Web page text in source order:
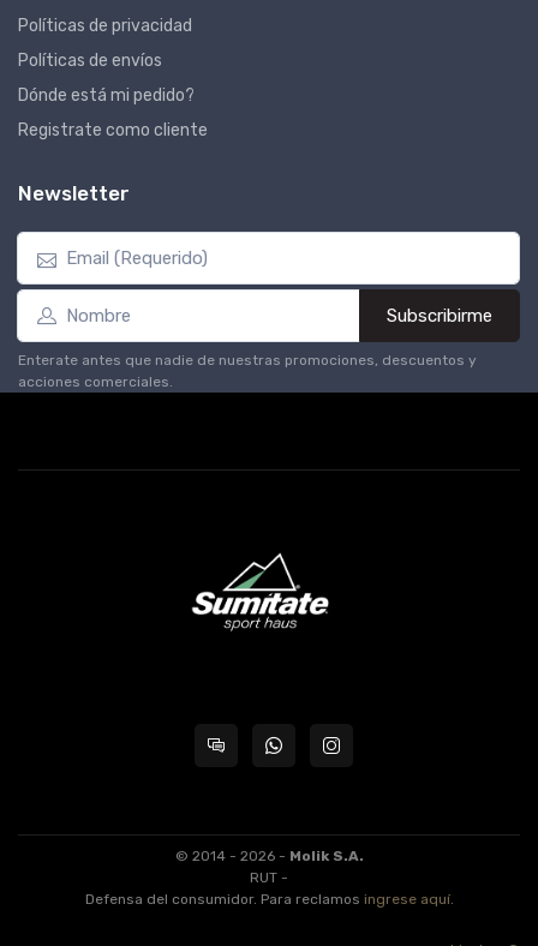
Políticas de privacidad
Políticas de envíos
Dónde está mi pedido?
Registrate como cliente
Newsletter
Subscribirme
Enterate antes que nadie de nuestras promociones, descuentos y
acciones comerciales.
© 2014 - 2026 - Molik S.A.
RUT -
Defensa del consumidor. Para reclamos ingrese aquí.